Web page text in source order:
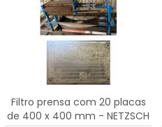
Filtro prensa com 20 placas
de 400 x 400 mm - NETZSCH